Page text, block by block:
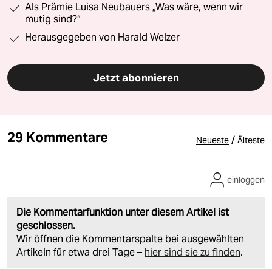
Als Prämie Luisa Neubauers „Was wäre, wenn wir
mutig sind?“
Herausgegeben von Harald Welzer
Jetzt abonnieren
29 Kommentare Neueste / Älteste
Die Kommentarfunktion unter diesem Artikel ist
geschlossen.
Wir öffnen die Kommentarspalte bei ausgewählten
Artikeln für etwa drei Tage – hier sind sie zu finden.
einloggen